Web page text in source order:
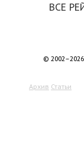
ВСЕ
©
Архив Статьи